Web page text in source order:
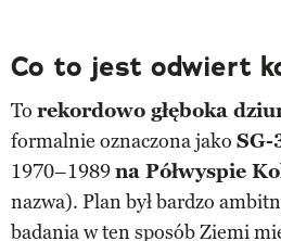
Co to jest odwiert
To rekordowo głęboka
formalnie oznaczona jako SG-
1970–1989na Półwyspie
nazwa). Plan był bardzo
badania w ten sposób Ziemi